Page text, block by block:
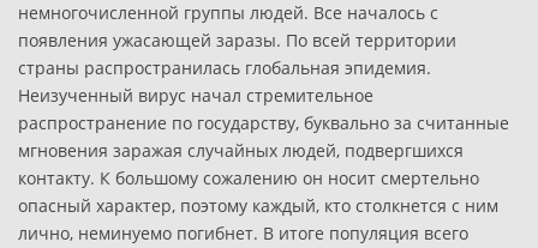
немногочисленной группы людей. Все началось с
появления ужасающей заразы. По всей территории
страны распространилась глобальная эпидемия.
Неизученный вирус начал стремительное
распространение по государству, буквально за считанные
мгновения заражая случайных людей, подвергшихся
контакту. К большому сожалению он носит смертельно
опасный характер, поэтому каждый, кто столкнется с ним
лично, неминуемо погибнет. В итоге популяция всего